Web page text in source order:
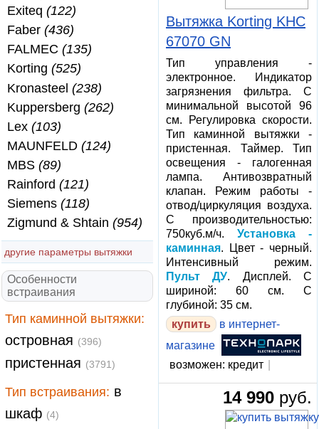
Exiteq(122)
Faber(436)
FALMEC(135)
Korting(525)
Kronasteel(238)
Kuppersberg(262)
Lex(103)
MAUNFELD(124)
MBS(89)
Rainford(121)
Siemens(118)
Zigmund & Shtain(954)
другие параметры вытяжки
Особенности
встраивания
Тип каминной вытяжки:
островная (396)
пристенная (3791)
Тип встраивания: в
шкаф (4)
Вытяжка Korting KHC
67070 GN
Тип управления -
электронное. Индикатор
загрязнения фильтра. С
минимальной высотой 96
см. Регулировка скорости.
Тип каминной вытяжки -
пристенная. Таймер. Тип
освещения - галогенная
лампа. Антивозвратный
клапан. Режим работы -
отвод/циркуляция воздуха.
С производительностью:
750куб.м/ч. Установка -
каминная. Цвет - черный.
Интенсивный режим.
Пульт ДУ. Дисплей. С
шириной: 60 см. С
глубиной: 35 см.
купить
в интернет-
магазине
возможен: кредит
14 990 руб.